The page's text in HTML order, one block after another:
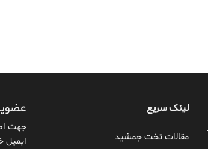
لینک سریع
مقالات تخت جمشید
جهت
ایمیل